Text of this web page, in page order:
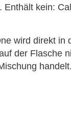
kein:
wird direkt in
der Flasche
handelt.